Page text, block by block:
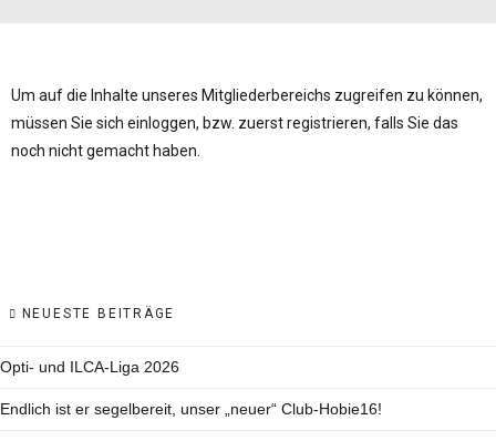
Um auf die Inhalte unseres Mitgliederbereichs zugreifen zu können,
müssen Sie sich einloggen, bzw. zuerst registrieren, falls Sie das
noch nicht gemacht haben.
NEUESTE BEITRÄGE
Opti- und ILCA-Liga 2026
Endlich ist er segelbereit, unser „neuer“ Club-Hobie16!